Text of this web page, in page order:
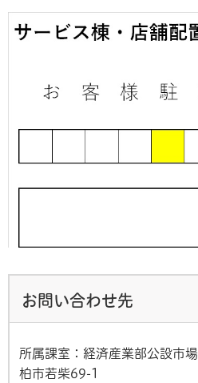
お問い合わせ先
所属課室：経済産業部公設市場
柏市若柴69-1